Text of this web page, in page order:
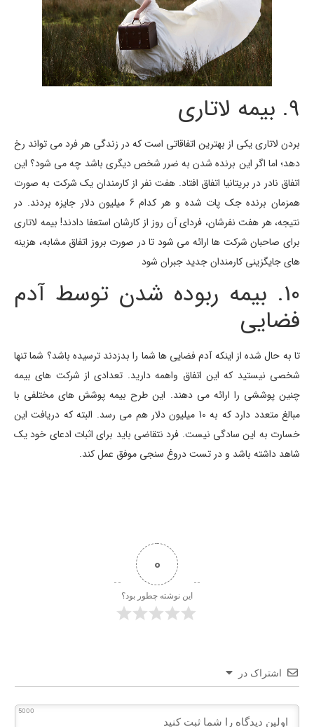
9. بیمه لاتاری
بردن لاتاری یکی از بهترین اتفاقاتی است که در زندگی هر فرد می تواند رخ
دهد؛ اما اگر این برنده شدن به ضرر شخص دیگری باشد چه می شود؟ این
اتفاق نادر در بریتانیا اتفاق افتاد. هفت نفر از کارمندان یک شرکت به صورت
همزمان برنده جک پات شده و هر کدام 6 میلیون دلار جایزه بردند. در
نتیجه، هر هفت نفرشان، فردای آن روز از کارشان استعفا دادند! بیمه لاتاری
برای صاحبان شرکت ها ارائه می شود تا در صورت بروز اتفاق مشابه، هزینه
های جایگزینی کارمندان جدید جبران شود
10. بیمه ربوده شدن توسط آدم
فضایی
تا به حال شده از اینکه آدم فضایی ها شما را بدزدند ترسیده باشد؟ شما تنها
شخصی نیستید که این اتفاق واهمه دارید. تعدادی از شرکت های بیمه
چنین پوششی را ارائه می دهند. این طرح بیمه پوشش های مختلفی با
مبالغ متعدد دارد که به 10 میلیون دلار هم می رسد. البته که دریافت این
خسارت به این سادگی نیست. فرد نتقاضی باید برای اثبات ادعای خود یک
شاهد داشته باشد و در تست دروغ سنجی موفق عمل کند.
0
این نوشته چطور بود؟
اشتراک در
5000